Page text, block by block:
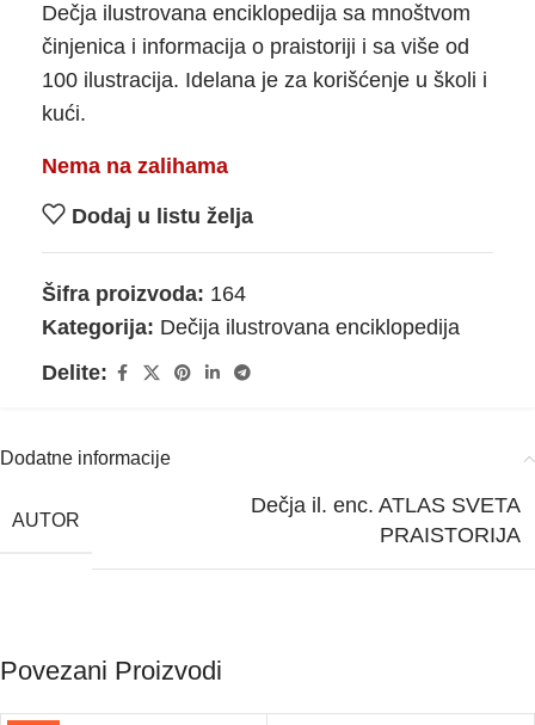
Dečja ilustrovana enciklopedija sa mnoštvom
činjenica i informacija o praistoriji i sa više od
100 ilustracija. Idelana je za korišćenje u školi i
kući.
Nema na zalihama
Dodaj u listu želja
Šifra proizvoda: 164
Kategorija: Dečija ilustrovana enciklopedija
Delite:
Dodatne informacije
AUTOR
Dečja il. enc. ATLAS SVETA
PRAISTORIJA
Povezani Proizvodi